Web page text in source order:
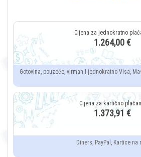
1.264,00 €
Gotovina, pouzeće, virman i jednokratno Visa,
1.373,91 €
Diners, PayPal, Kartice na